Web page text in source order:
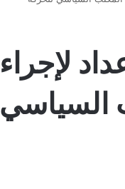
لإجراء
السياسي